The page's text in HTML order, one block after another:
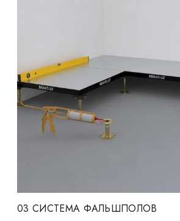
03 СИСТЕМА ФАЛЬШПОЛОВ